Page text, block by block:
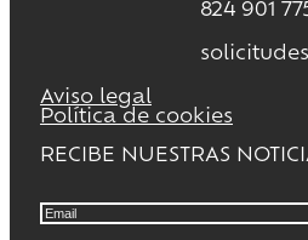
824 901
Aviso legal
Política de cookies
RECIBE NUESTRAS